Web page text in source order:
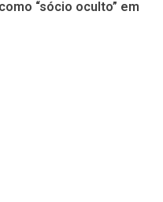
“sócio oculto” em